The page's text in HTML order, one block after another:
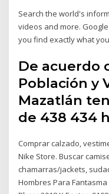
Search the world's
videos and more.
you find exactly what
De acuerdo
Población y
Mazatlán
de 438 434
Comprar calzado,
Nike Store. Buscar
chamarras/jackets,
Hombres Para